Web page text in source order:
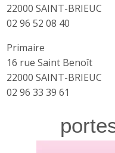
22000 SAINT-BRIEUC
02 96 52 08 40
Primaire
16 rue Saint Benoît
22000 SAINT-BRIEUC
02 96 33 39 61